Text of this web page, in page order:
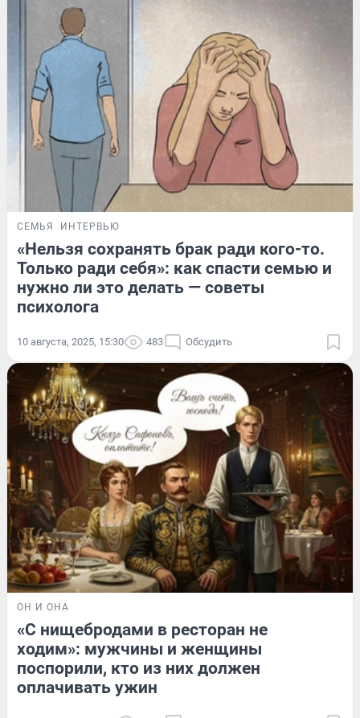
СЕМЬЯ ИНТЕРВЬЮ
«Нельзя сохранять брак ради кого-то.
Только ради себя»: как спасти семью и
нужно ли это делать — советы
психолога
10 августа, 2025, 15:30 483 Обсудить
ОН И ОНА
«С нищебродами в ресторан не
ходим»: мужчины и женщины
поспорили, кто из них должен
оплачивать ужин